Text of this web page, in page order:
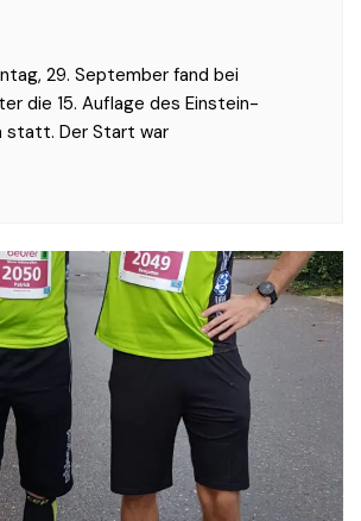
29. September fand bei
die 15. Auflage des Einstein-
statt. Der Start war